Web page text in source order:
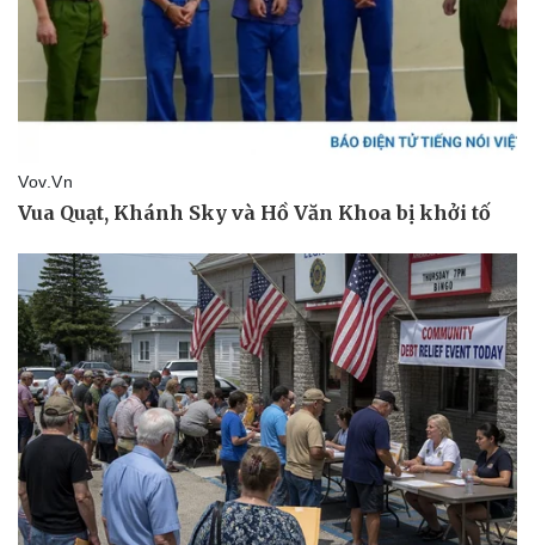
Pháp luật
Vụ án
Tin nóng
Tư vấn luật
Quân sự - Quốc phòng
Vũ khí
Việt Nam
Phân tích